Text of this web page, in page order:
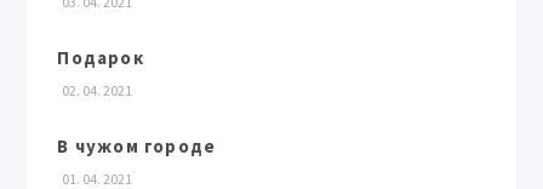
Подарок
02. 04. 2021
В чужом городе
01. 04. 2021